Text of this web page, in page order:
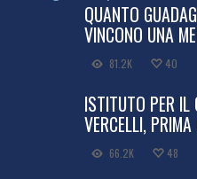
QUANTO
VINCONO UNA
81.2K 40
ISTITUTO PER IL
VERCELLI,
66.2K 48